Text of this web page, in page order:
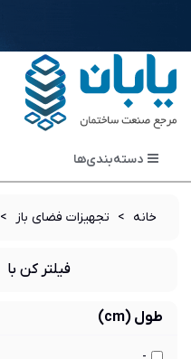
دسته‌بندی‌ها
خانه > تجهیزات فضای باز >
فیلتر کن با
طول (cm)